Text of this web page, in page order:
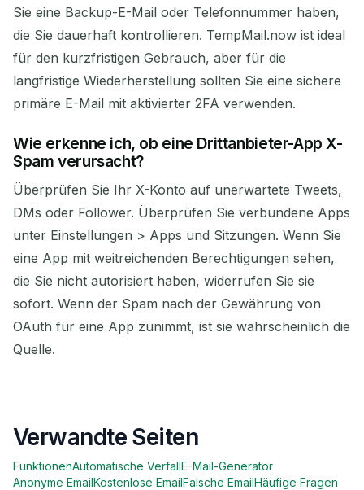
Sie eine Backup-E-Mail oder Telefonnummer haben,
die Sie dauerhaft kontrollieren. TempMail.now ist ideal
für den kurzfristigen Gebrauch, aber für die
langfristige Wiederherstellung sollten Sie eine sichere
primäre E-Mail mit aktivierter 2FA verwenden.
Wie erkenne ich, ob eine Drittanbieter-App X-
Spam verursacht?
Überprüfen Sie Ihr X-Konto auf unerwartete Tweets,
DMs oder Follower. Überprüfen Sie verbundene Apps
unter Einstellungen > Apps und Sitzungen. Wenn Sie
eine App mit weitreichenden Berechtigungen sehen,
die Sie nicht autorisiert haben, widerrufen Sie sie
sofort. Wenn der Spam nach der Gewährung von
OAuth für eine App zunimmt, ist sie wahrscheinlich die
Quelle.
Verwandte Seiten
FunktionenAutomatische VerfallE-Mail-Generator
Anonyme EmailKostenlose EmailFalsche EmailHäufige Fragen